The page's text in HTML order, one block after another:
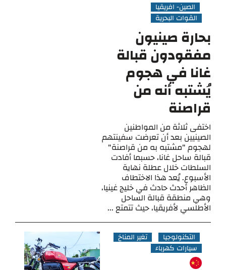
الصين- افريقيا
القوات البحرية
بحارة صينيون
مفقودون قبالة
غانا في هجوم
يُشتبه أنه من
قراصنة
اختفى ثلاثة من المواطنين
الصينيين بعد أن تعرضت سفينتهم
لهجوم "مشتبه به من قراصنة"
قبالة ساحل غانا، حسبما أفادت
السلطات خلال عطلة نهاية
الأسبوع. يُعد هذا الاختطاف
الظاهر أحدث حادث في خليج غينيا،
وهي منطقة قبالة الساحل
الأطلسي لأفريقيا، حيث تتمتع ...
التكنولوجيا
تغير المناخ
سيارات كهرباء